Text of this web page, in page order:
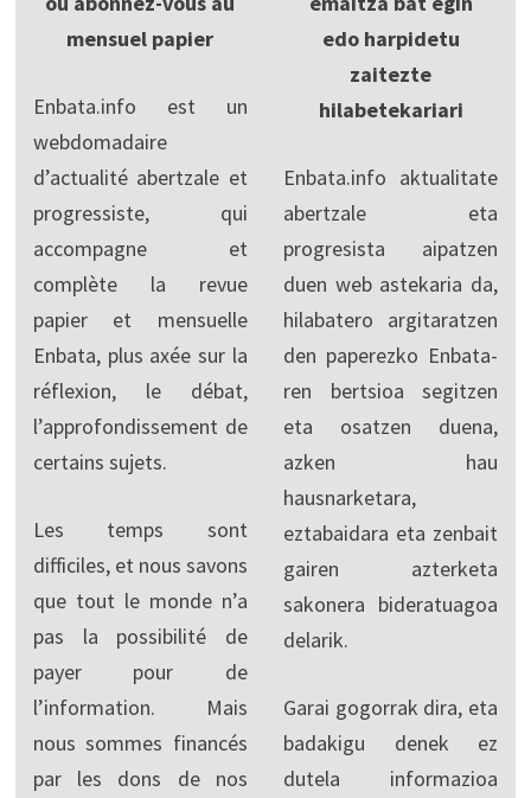
mensuel papier
Enbata.info est un
webdomadaire
d’actualité abertzale et
progressiste, qui
accompagne et
complète la revue
papier et mensuelle
Enbata, plus axée sur la
réflexion, le débat,
l’approfondissement de
certains sujets.
Les temps sont
difficiles, et nous savons
que tout le monde n’a
pas la possibilité de
payer pour de
l’information. Mais
nous sommes financés
par les dons de nos
edo harpidetu
zaitezte
hilabetekariari
Enbata.info aktualitate
abertzale eta
progresista aipatzen
duen web astekaria da,
hilabatero argitaratzen
den paperezko Enbata-
ren bertsioa segitzen
eta osatzen duena,
azken hau
hausnarketara,
eztabaidara eta zenbait
gairen azterketa
sakonera bideratuagoa
delarik.
Garai gogorrak dira, eta
badakigu denek ez
dutela informazioa